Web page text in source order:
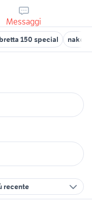
Messaggi
150 special naked
recente